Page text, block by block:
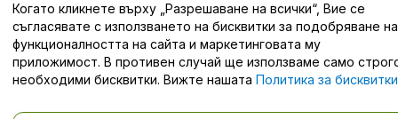
Помощен център / Свържете се с нас
Когато кликнете върху „Разрешаване на всички“, Вие се
съгласявате с използването на бисквитки за подобряване на
функционалността на сайта и маркетинговата му
приложимост. В противен случай ще използваме само
необходими бисквитки. Вижте нашата Политика за бисквитки